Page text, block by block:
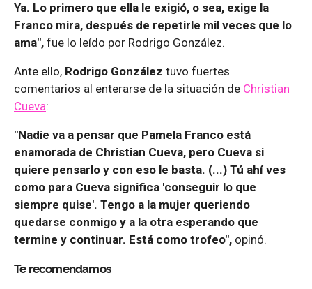
Ya. Lo primero que ella le exigió, o sea, exige la
Franco mira, después de repetirle mil veces que lo
ama", fue lo leído por Rodrigo González.
Ante ello, Rodrigo González tuvo fuertes
comentarios al enterarse de la situación de Christian
Cueva:
"Nadie va a pensar que Pamela Franco está
enamorada de Christian Cueva, pero Cueva si
quiere pensarlo y con eso le basta. (...) Tú ahí ves
como para Cueva significa 'conseguir lo que
siempre quise'. Tengo a la mujer queriendo
quedarse conmigo y a la otra esperando que
termine y continuar. Está como trofeo", opinó.
Te recomendamos